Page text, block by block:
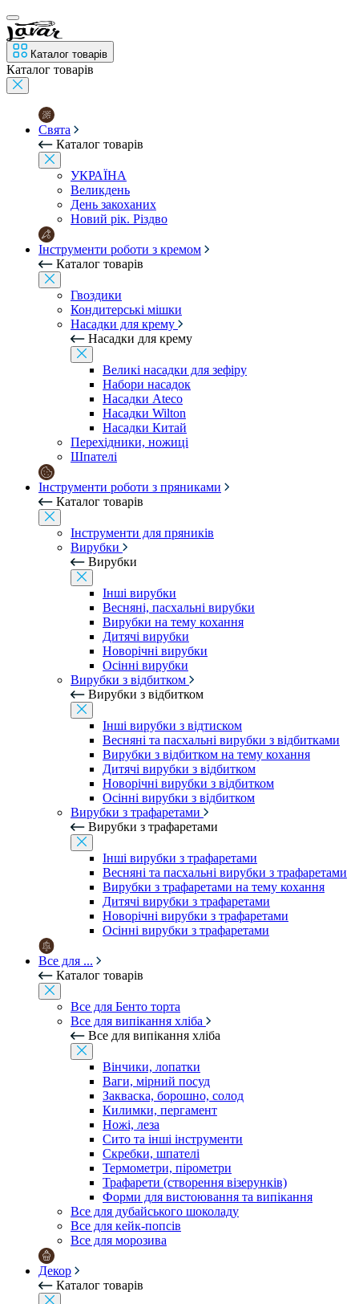
Каталог товарів
Каталог товарів
Свята
Каталог товарів
УКРАЇНА
Великдень
День закоханих
Новий рік. Різдво
Інструменти роботи з кремом
Каталог товарів
Гвоздики
Кондитерські мішки
Насадки для крему
Насадки для крему
Великі насадки для зефіру
Набори насадок
Насадки Ateco
Насадки Wilton
Насадки Китай
Перехідники, ножиці
Шпателі
Інструменти роботи з пряниками
Каталог товарів
Інструменти для пряників
Вирубки
Вирубки
Інші вирубки
Весняні, пасхальні вирубки
Вирубки на тему кохання
Дитячі вирубки
Новорічні вирубки
Осінні вирубки
Вирубки з відбитком
Вирубки з відбитком
Інші вирубки з відтиском
Весняні та пасхальні вирубки з відбитками
Вирубки з відбитком на тему кохання
Дитячі вирубки з відбитком
Новорічні вирубки з відбитком
Осінні вирубки з відбитком
Вирубки з трафаретами
Вирубки з трафаретами
Інші вирубки з трафаретами
Весняні та пасхальні вирубки з трафаретами
Вирубки з трафаретами на тему кохання
Дитячі вирубки з трафаретами
Новорічні вирубки з трафаретами
Осінні вирубки з трафаретами
Все для ...
Каталог товарів
Все для Бенто торта
Все для випікання хліба
Все для випікання хліба
Вінчики, лопатки
Ваги, мірний посуд
Закваска, борошно, солод
Килимки, пергамент
Ножі, леза
Сито та інші інструменти
Скребки, шпателі
Термометри, пірометри
Трафарети (створення візерунків)
Форми для вистоювання та випікання
Все для дубайського шоколаду
Все для кейк-попсів
Все для морозива
Декор
Каталог товарів